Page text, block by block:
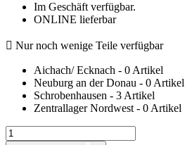
Im Geschäft verfügbar.
ONLINE lieferbar
 Nur noch wenige Teile verfügbar
Aichach/ Ecknach - 0 Artikel
Neuburg an der Donau - 0 Artikel
Schrobenhausen - 3 Artikel
Zentrallager Nordwest - 0 Artikel